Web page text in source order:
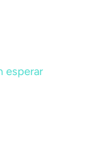
esperar